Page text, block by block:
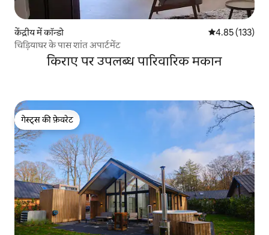
केंद्रीय में कॉन्डो औसत रेटिंग 5 में से
4.85 (133)
चिड़ियाघर के पास शांत अपार्टमेंट
किराए पर उपलब्ध पारिवारिक मकान
गेस्ट्स की फ़ेवरेट
गेस्ट्स की फ़ेवरेट